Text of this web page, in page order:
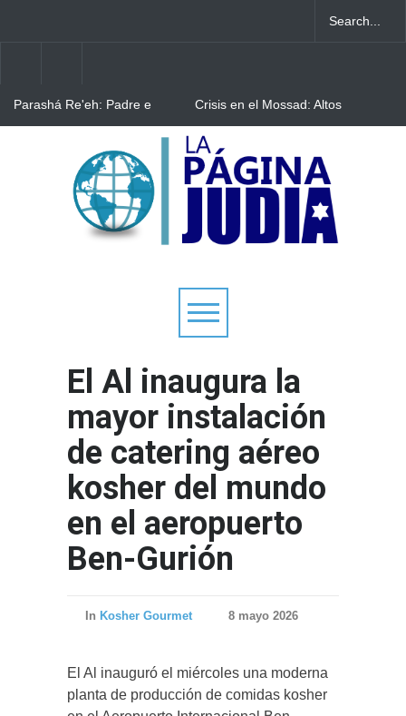
Parashá Re'eh: Padre e
Crisis en el Mossad: Altos
contra el director Roman
Gofman por la
reorganización de Irán
Bulgaria: Adolescentes
judíos italianos fueron
víctimas de un ataque
antisemita en medio de una
creciente hostilidad en toda
El Al inaugura la
mayor instalación
de catering aéreo
kosher del mundo
en el aeropuerto
Ben-Gurión
In Kosher Gourmet 8 mayo 2026
El Al inauguró el miércoles una moderna
planta de producción de comidas kosher